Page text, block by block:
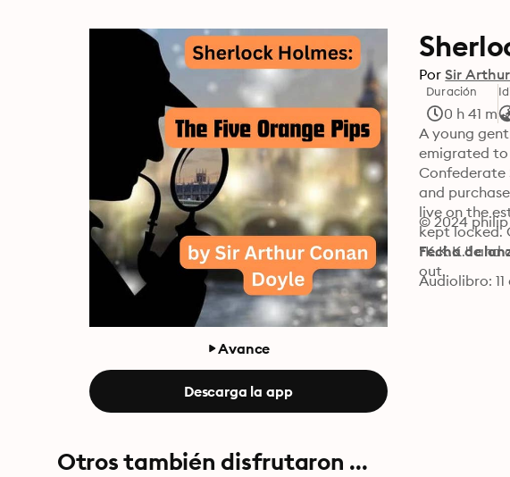
Avance
Descarga la app
Por Sir
Duración
0 h 41 m
A young
emigrated to
Confederate
and
live on the
kept locked.
"K.K.K." and
out.
© 2024 philip
Fecha de
Audiolibro:
Otros también disfrutaron ...